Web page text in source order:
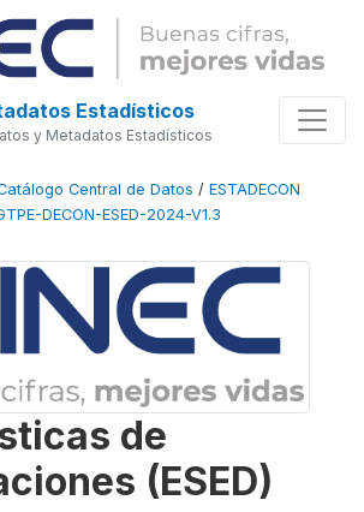
Estadísticos
y Metadatos Estadísticos
Central de Datos / ESTADECON
DECON-ESED-2024-V1.3
de
(ESED)